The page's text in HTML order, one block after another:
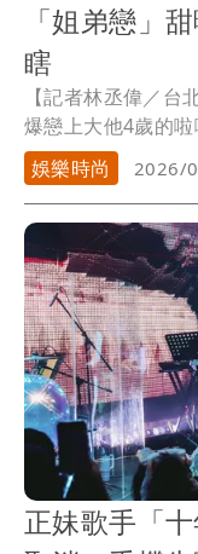
「姐弟戀」
瞎
【記者林丞偉／
爆戀上大他4歲的
在今年才剛萌芽，
早在今年3月，就一
舉辦新專輯《BAD
方對媒體認愛，「
多月時間。
娛樂時尚 2026/
正妹歌手「